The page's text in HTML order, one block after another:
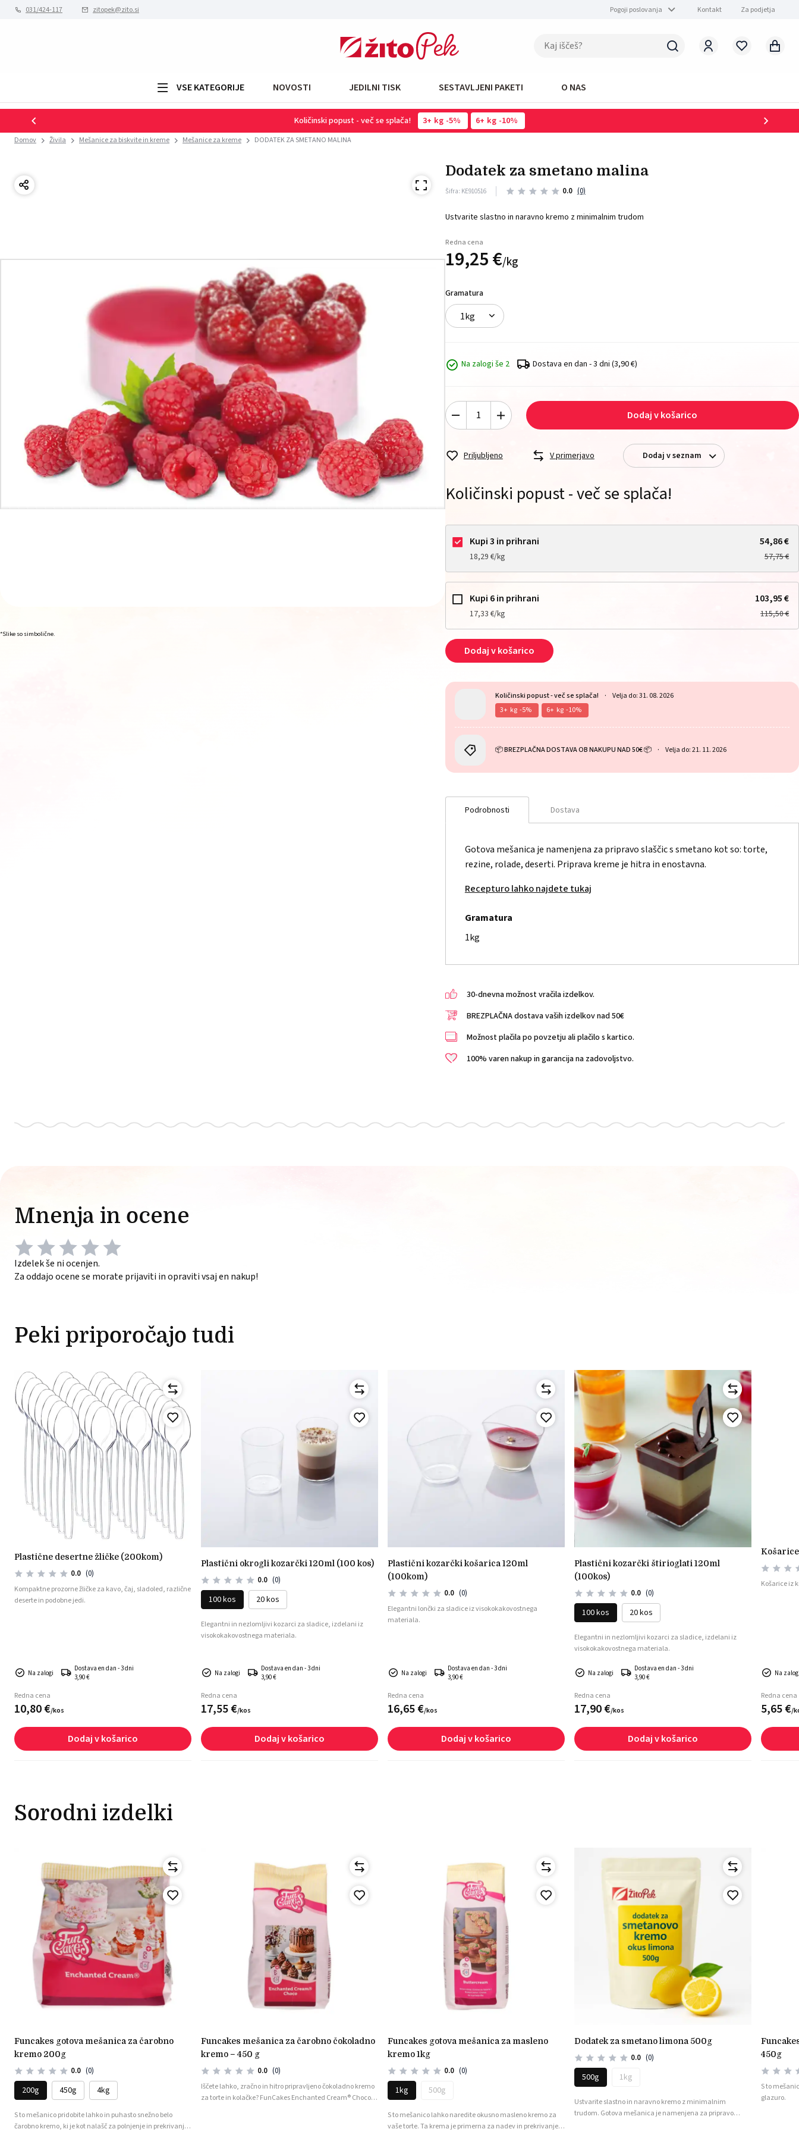
031/424-117 zitopek@zito.si Pogoji poslovanja Kontakt Za podjetja
VSE KATEGORIJE NOVOSTI JEDILNI TISK SESTAVLJENI PAKETI O NAS
Količinski popust - več se splača! 3 kg -5% 6 kg -10%
Domov Živila Mešanice za biskvite in kreme Mešanice za kreme DODATEK ZA SMETANO MALINA
*Slike so simbolične.
dodatek za smetano malina
Šifra: KE910516 0.0 (0)
Ustvarite slastno in naravno kremo z minimalnim trudom
Redna cena
19,25€/kg
Gramatura
1kg
Na zalogi še 2 Dostava en dan - 3 dni (3,90 €)
Dodaj v košarico
Priljubljeno V primerjavo Dodaj v seznam
Količinski popust - več se splača!
Kupi 3 in prihrani 54,86 €
18,29 €/kg 57,75 €
Kupi 6 in prihrani 103,95 €
17,33 €/kg 115,50 €
Dodaj v košarico
Količinski popust - več se splača!
Velja do: 31. 08. 2026
3
kg -5% 6 kg -10%
📦 BREZPLAČNA DOSTAVA OB NAKUPU NAD 50€ 📦 Velja do: 21. 11. 2026
Podrobnosti Dostava
Gotova mešanica je namenjena za pripravo slaščic s smetano kot so: torte,
rezine, rolade, deserti. Priprava kreme je hitra in enostavna.
Recepturo lahko najdete tukaj
Gramatura
1kg
30-dnevna možnost vračila izdelkov.
BREZPLAČNA dostava vaših izdelkov nad 50€
Možnost plačila po povzetju ali plačilo s kartico.
100% varen nakup in garancija na zadovoljstvo.
Mnenja in ocene
Izdelek še ni ocenjen.
Za oddajo ocene se morate prijaviti in opraviti vsaj en nakup!
Peki priporočajo tudi
plastične desertne žličke (200kom)
0.0 (0)
Kompaktne prozorne žličke za kavo, čaj, sladoled, različne
deserte in podobne jedi.
Na zalogi
Dostava en dan - 3 dni
3,90 €
Redna cena
10,80€/kos
Dodaj v košarico
plastični okrogli kozarčki 120ml (100 kos)
0.0 (0)
100 kos 20 kos
Elegantni in nezlomljivi kozarci za sladice, izdelani iz
visokokakovostnega materiala.
Na zalogi
Dostava en dan - 3 dni
3,90 €
Redna cena
17,55€/kos
Dodaj v košarico
plastični kozarčki košarica 120ml
(100kom)
0.0 (0)
Elegantni lončki za sladice iz visokokakovostnega
materiala.
Na zalogi
Dostava en dan - 3 dni
3,90 €
Redna cena
16,65€/kos
Dodaj v košarico
plastični kozarčki štirioglati 120ml
(100kos)
0.0 (0)
100 kos 20 kos
Elegantni in nezlomljivi kozarci za sladice, izdelani iz
visokokakovostnega materiala.
Na zalogi
Dostava en dan - 3 dni
3,90 €
Redna cena
17,90€/kos
Dodaj v košarico
Košarice iz
Na
Redna cena
5,65€/
Sorodni izdelki
funcakes gotova mešanica za čarobno
kremo 200g
0.0 (0)
200g 450g 4kg
S to mešanico pridobite lahko in puhasto snežno belo
čarobno kremo, ki je kot nalašč za polnjenje in prekrivanje
funcakes mešanica za čarobno čokoladno
kremo – 450 g
0.0 (0)
Iščete lahko, zračno in hitro pripravljeno čokoladno kremo
za torte in kolačke? FunCakes Enchanted Cream® Choco je
funcakes gotova mešanica za masleno
kremo 1kg
0.0 (0)
1kg 500g
S to mešanico lahko naredite okusno masleno kremo za
vaše torte. Ta krema je primerna za nadev in prekrivanje
dodatek za smetano limona 500g
0.0 (0)
500g 1kg
Ustvarite slastno in naravno kremo z minimalnim
trudom. Gotova mešanica je namenjena za pripravo
funcakes gotova mešanica za royal icing
450g
S to
glazuro.